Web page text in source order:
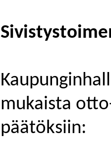
mukaista
päätöksiin: